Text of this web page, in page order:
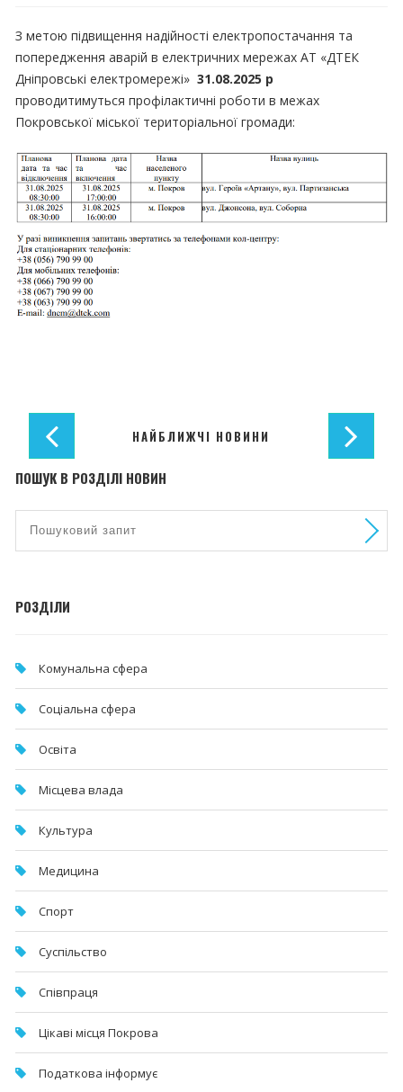
З метою підвищення надійності електропостачання та
попередження аварій в електричних мережах АТ «ДТЕК
Дніпровські електромережі» 31.08.2025 р
проводитимуться профілактичні роботи в межах
Покровської міської територіальної громади:
НАЙБЛИЖЧІ НОВИНИ
ПОШУК В РОЗДІЛІ НОВИН
РОЗДІЛИ
Комунальна cфера
Соціальна сфера
Освіта
Місцева влада
Культура
Медицина
Спорт
Суспільство
Співпраця
Цікаві місця Покрова
Податкова інформує